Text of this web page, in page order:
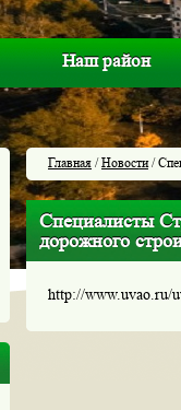
Наш район
Главная /Новости/
Специалисты
дорожного
http://www.uvao.ru/